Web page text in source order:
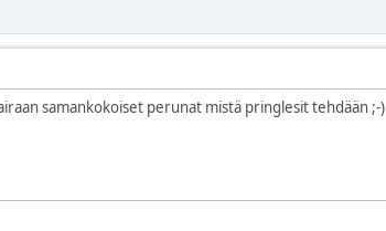
samankokoiset perunat mistä pringlesit tehdään ;-)